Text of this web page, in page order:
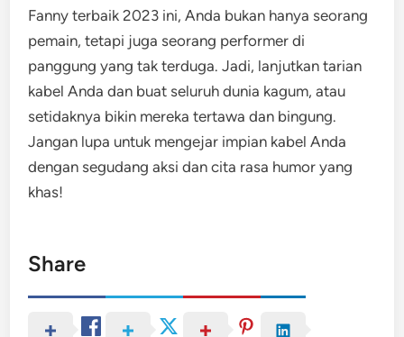
Fanny terbaik 2023 ini, Anda bukan hanya seorang
pemain, tetapi juga seorang performer di
panggung yang tak terduga. Jadi, lanjutkan tarian
kabel Anda dan buat seluruh dunia kagum, atau
setidaknya bikin mereka tertawa dan bingung.
Jangan lupa untuk mengejar impian kabel Anda
dengan segudang aksi dan cita rasa humor yang
khas!
Share